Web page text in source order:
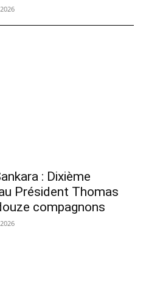
: Dixième
Président Thomas
compagnons